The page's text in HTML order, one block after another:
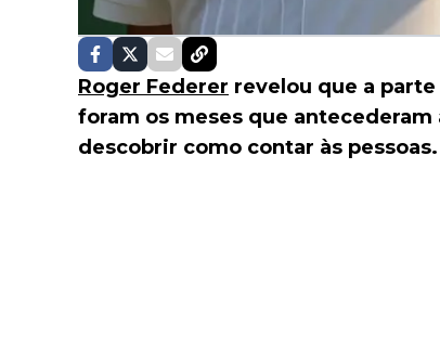
Roger Federer revelou que a
foram os meses que
descobrir como contar às pessoas.